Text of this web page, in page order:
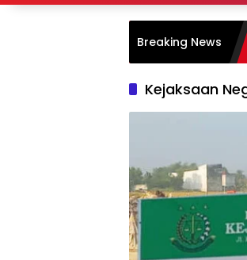
Breaking News
Kejaksaan